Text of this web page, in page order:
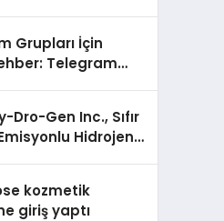
Grupları İçin
Telegram
Dro-Gen Inc., Sıfır
Hidrojen
kozmetik
giriş yaptı